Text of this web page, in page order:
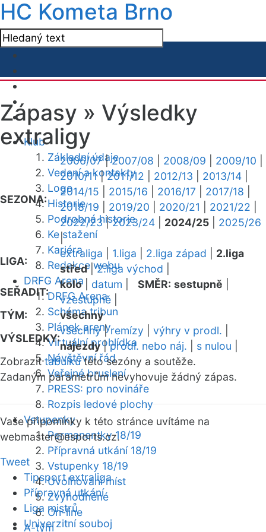
HC Kometa Brno
Klub
Základní údaje
Vedení a kontakty
Logo
Historie
Podrobná historie
Ke stažení
Kariéra
Redakce webu
DRFG Arena
DRFG Arena
Schéma tribun
Plánek areny
Virtuální prohlídka
Návštěvní řád
Veřejné bruslení
PRESS: pro novináře
Rozpis ledové plochy
Vstupenky
Permanentky 18/19
Přípravná utkání 18/19
Vstupenky 18/19
Uvolňování míst
Zvýhodněné
On-line
A-tým
Zápasy » Výsledky
extraligy
SEZONA:
2006/07|2007/08 2008/09 2009/10
2010/11|2011/12 2012/13 2013/14
2014/15
2015/16 2016/17 2017/18
2018/19
2019/20 2020/21 2021/22
2022/23|2023/24 2024/25
2025/26
|
LIGA:
extraliga 1.liga 2.liga západ
2.liga
střed|2.liga východ
SEŘADIT:
kolo| datum SMĚR: sestupně
vzestupně
TÝM:
všechny
VÝSLEDKY:
všechny|remízy výhry v prodl.
nájezdy|prodl. nebo náj. s nulou
Zobrazittabulkutéto sezóny a soutěže.
Zadaným parametrům nevyhovuje žádný zápas.
Vaše připomínky k této stránce uvítáme na
webmaster@esports.cz.
Tweet
Tipsport extraliga
Přípravná utkání
Liga mistrů
Univerzitní souboj